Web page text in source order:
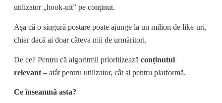
utilizator „hook-uit” pe conținut.
Așa că o singură postare poate ajunge la un milion de like-uri,
chiar dacă ai doar câteva mii de urmăritori.
De ce? Pentru că algoritmii prioritizează conținutul
relevant – atât pentru utilizator, cât și pentru platformă.
Ce înseamnă asta?